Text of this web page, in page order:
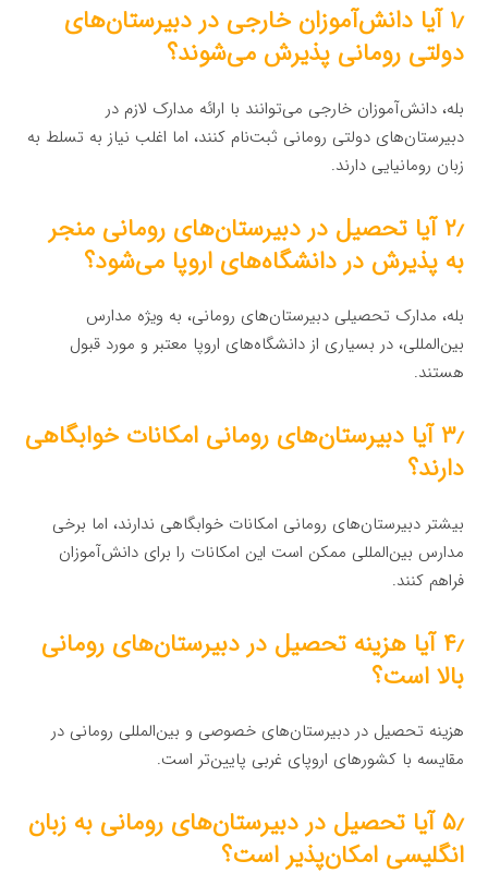
۱٫ آیا دانش‌آموزان خارجی در دبیرستان‌های
دولتی رومانی پذیرش می‌شوند؟
بله، دانش‌آموزان خارجی می‌توانند با ارائه مدارک لازم در
دبیرستان‌های دولتی رومانی ثبت‌نام کنند، اما اغلب نیاز به تسلط به
زبان رومانیایی دارند.
۲٫ آیا تحصیل در دبیرستان‌های رومانی منجر
به پذیرش در دانشگاه‌های اروپا می‌شود؟
بله، مدارک تحصیلی دبیرستان‌های رومانی، به ویژه مدارس
بین‌المللی، در بسیاری از دانشگاه‌های اروپا معتبر و مورد قبول
هستند.
۳٫ آیا دبیرستان‌های رومانی امکانات خوابگاهی
دارند؟
بیشتر دبیرستان‌های رومانی امکانات خوابگاهی ندارند، اما برخی
مدارس بین‌المللی ممکن است این امکانات را برای دانش‌آموزان
فراهم کنند.
۴٫ آیا هزینه تحصیل در دبیرستان‌های رومانی
بالا است؟
هزینه تحصیل در دبیرستان‌های خصوصی و بین‌المللی رومانی در
مقایسه با کشورهای اروپای غربی پایین‌تر است.
۵٫ آیا تحصیل در دبیرستان‌های رومانی به زبان
انگلیسی امکان‌پذیر است؟